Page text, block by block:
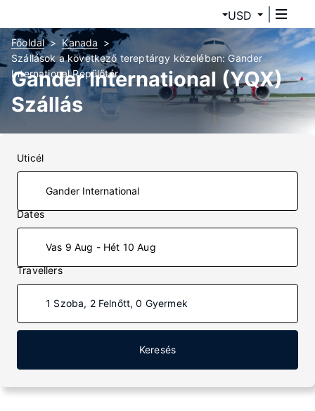
USD
Főoldal
Kanada
Szállások a következő tereptárgy közelében: Gander
International Repülőtér
Gander International (YQX)
Szállás
Uticél
Dates
Vas 9 Aug - Hét 10 Aug
Travellers
1 Szoba, 2 Felnőtt, 0 Gyermek
Keresés